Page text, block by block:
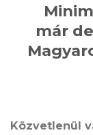
már
Közvetlenül